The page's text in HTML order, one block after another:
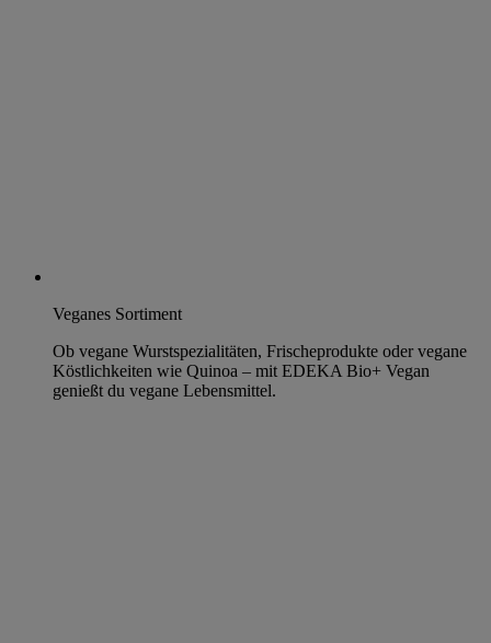
Veganes Sortiment
Ob vegane Wurstspezialitäten, Frischeprodukte oder vegane
Köstlichkeiten wie Quinoa – mit EDEKA Bio+ Vegan
genießt du vegane Lebensmittel.